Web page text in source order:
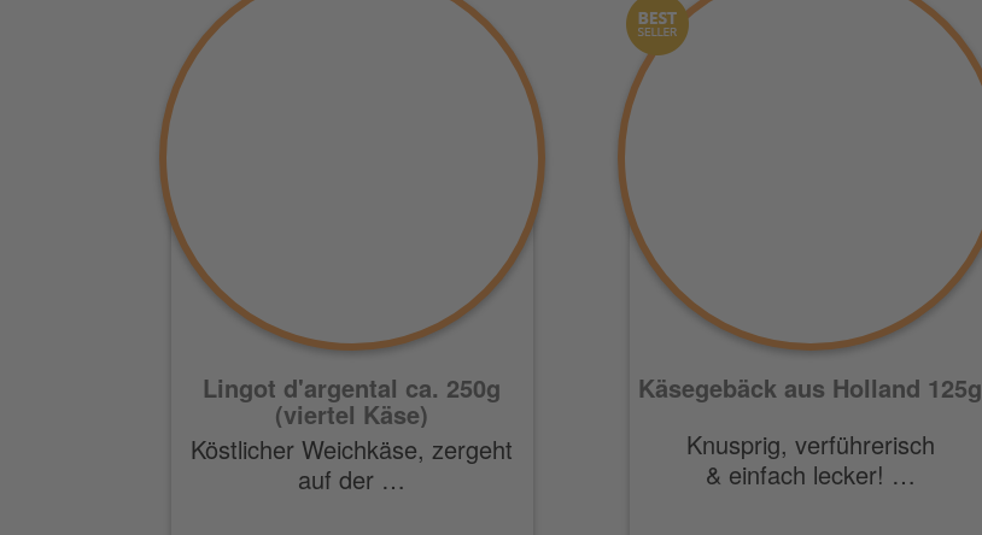
Lingot d'argental ca. 250g
(viertel Käse)
Köstlicher Weichkäse, zergeht
auf der …
Käsegebäck aus Holland 125g
Knusprig, verführerisch
& einfach lecker! …